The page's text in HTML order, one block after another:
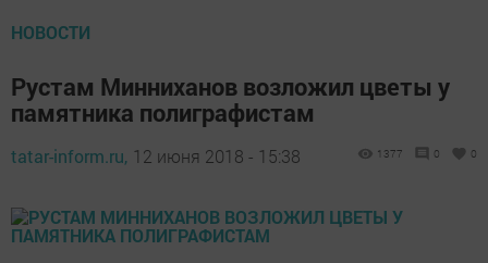
НОВОСТИ
Рустам Минниханов возложил цветы у
памятника полиграфистам
tatar-inform.ru, 12 июня 2018 - 15:38 1377 0 0